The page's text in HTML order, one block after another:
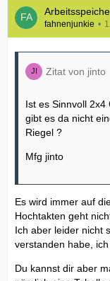
fahnenjunkie
Zitat von jinto
Ist es Sinnvoll 2x4
gibt es da nicht
Riegel ?
Mfg jinto
Es wird immer auf
Hochtakten geht
Ich aber leider nicht
verstanden habe,
Du kannst dir aber